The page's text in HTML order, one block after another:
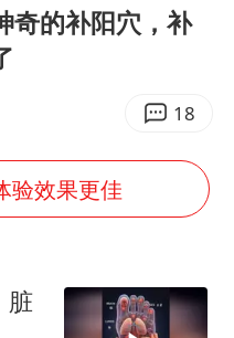
有序停课
：哈尔滨vs通辽
火灾或由烟头引起
36岁男演员成景区NPC后人气爆棚
湾从来没有“独立”过
《告全体市民书》
奇的补阳穴，补
18
验效果更佳
脏